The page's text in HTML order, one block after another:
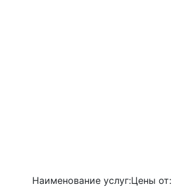
Наименование услуг:Цены от: